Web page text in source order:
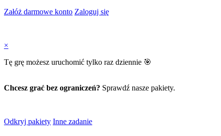
Załóż darmowe konto Zaloguj się
×
Tę grę możesz uruchomić tylko raz dziennie 🎯
Chcesz grać bez ograniczeń? Sprawdź nasze pakiety.
Odkryj pakiety Inne zadanie